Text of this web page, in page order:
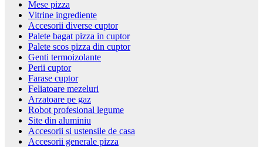
Mese pizza
Vitrine ingrediente
Accesorii diverse cuptor
Palete bagat pizza in cuptor
Palete scos pizza din cuptor
Genti termoizolante
Perii cuptor
Farase cuptor
Feliatoare mezeluri
Arzatoare pe gaz
Robot profesional legume
Site din aluminiu
Accesorii si ustensile de casa
Accesorii generale pizza